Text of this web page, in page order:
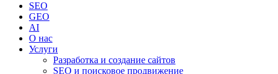
SEO
GEO
AI
О нас
Услуги
Разработка и создание сайтов
SEO и поисковое продвижение